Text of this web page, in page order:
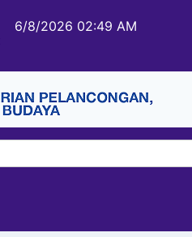
6/8/2026 02:49 AM